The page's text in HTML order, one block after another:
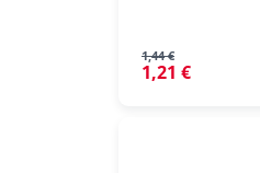
1,44 €
1,21 €